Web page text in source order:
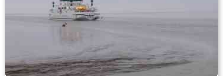
want deze is aan de binnenkant ook de moeite
waard. Er hangt een aantal historische houten
rouwborden aan de muur. In de huizen brandt
licht en de kachel. Aan de andere kant van de
terp loop je weer naar beneden, nu via voetpad